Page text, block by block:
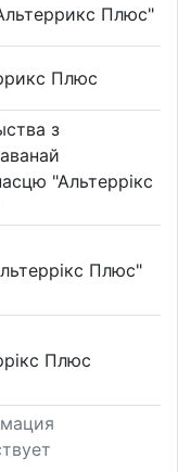
Плюс"
Плюс
з
"Альтеррікс
Плюс"
Плюс